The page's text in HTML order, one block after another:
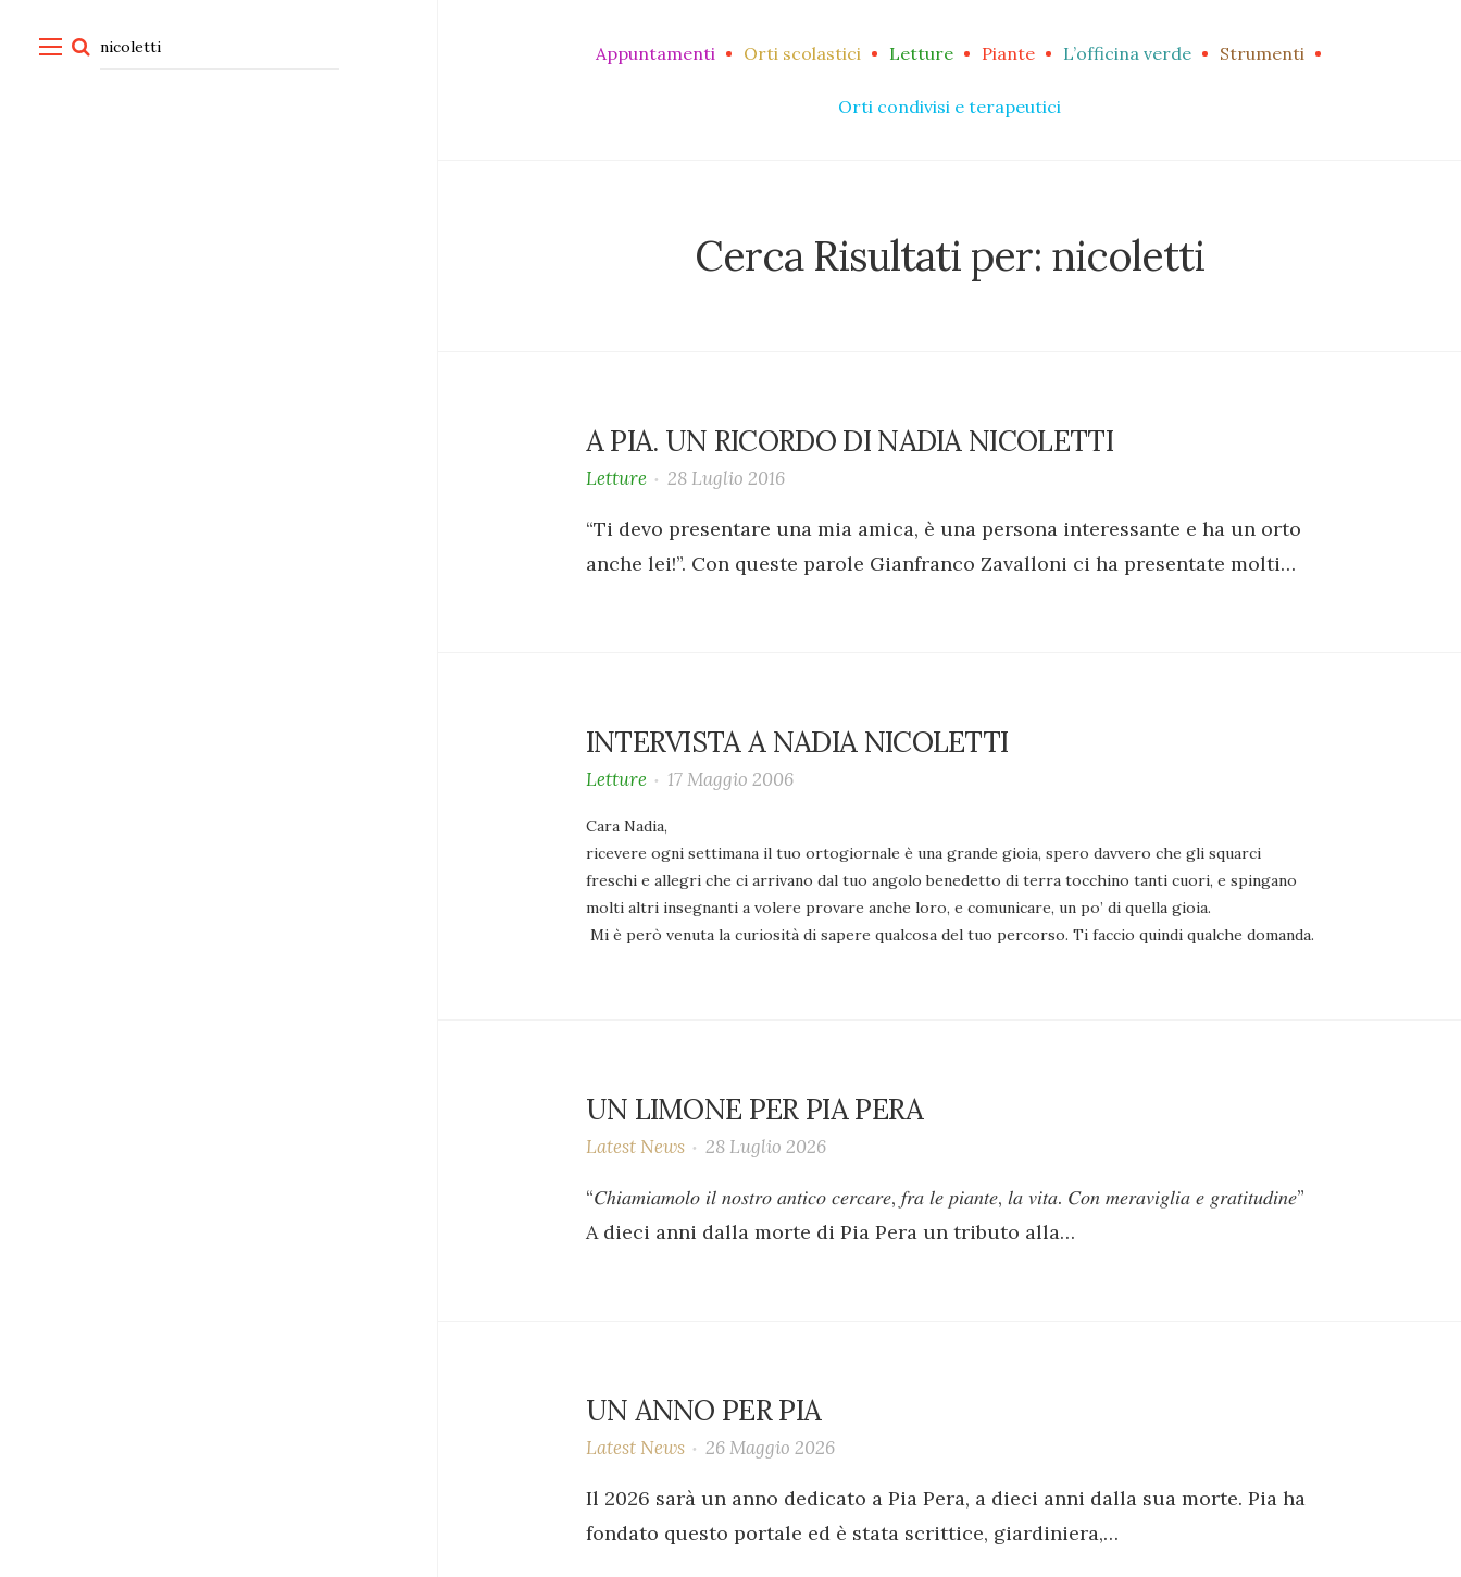
Appuntamenti Orti scolastici Letture Piante L’officina verde Strumenti
Orti condivisi e terapeutici
Cerca Risultati per: nicoletti
A PIA. UN RICORDO DI NADIA NICOLETTI
Letture 28 Luglio 2016
“Ti devo presentare una mia amica, è una persona interessante e ha un orto
anche lei!”. Con queste parole Gianfranco Zavalloni ci ha presentate molti…
INTERVISTA A NADIA NICOLETTI
Letture 17 Maggio 2006
Cara Nadia,
ricevere ogni settimana il tuo ortogiornale è una grande gioia, spero davvero che gli squarci
freschi e allegri che ci arrivano dal tuo angolo benedetto di terra tocchino tanti cuori, e spingano
molti altri insegnanti a volere provare anche loro, e comunicare, un po’ di quella gioia.
Mi è però venuta la curiosità di sapere qualcosa del tuo percorso. Ti faccio quindi qualche domanda.
UN LIMONE PER PIA PERA
Latest News 28 Luglio 2026
“𝐶ℎ𝑖𝑎𝑚𝑖𝑎𝑚𝑜𝑙𝑜 𝑖𝑙 𝑛𝑜𝑠𝑡𝑟𝑜 𝑎𝑛𝑡𝑖𝑐𝑜 𝑐𝑒𝑟𝑐𝑎𝑟𝑒, 𝑓𝑟𝑎 𝑙𝑒 𝑝𝑖𝑎𝑛𝑡𝑒, 𝑙𝑎 𝑣𝑖𝑡𝑎. 𝐶𝑜𝑛 𝑚𝑒𝑟𝑎𝑣𝑖𝑔𝑙𝑖𝑎 𝑒 𝑔𝑟𝑎𝑡𝑖𝑡𝑢𝑑𝑖𝑛𝑒”
A dieci anni dalla morte di Pia Pera un tributo alla…
UN ANNO PER PIA
Latest News 26 Maggio 2026
Il 2026 sarà un anno dedicato a Pia Pera, a dieci anni dalla sua morte. Pia ha
fondato questo portale ed è stata scrittice, giardiniera,…